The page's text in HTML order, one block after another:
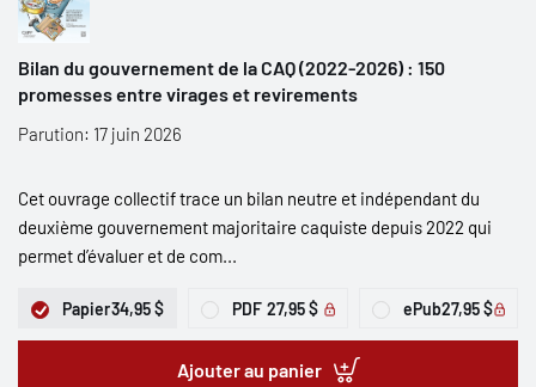
Bilan du gouvernement de la CAQ (2022-2026) : 150
promesses entre virages et revirements
Parution: 17 juin 2026
Cet ouvrage collectif trace un bilan neutre et indépendant du
deuxième gouvernement majoritaire caquiste depuis 2022 qui
permet d’évaluer et de com...
Papier34,95 $ PDF 27,95 $ ePub27,95 $
Ajouter au panier